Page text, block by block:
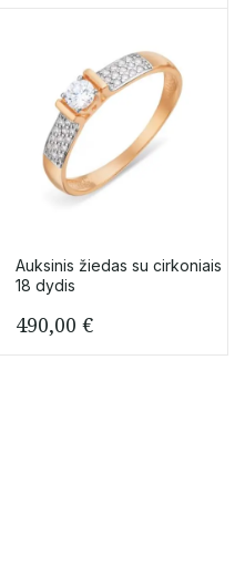
Auksinis žiedas su cirkoniais
18 dydis
490,00 €